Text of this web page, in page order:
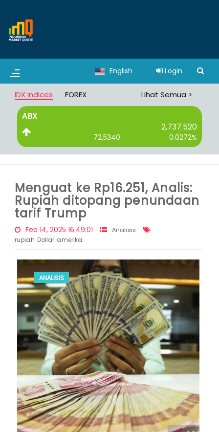
English Login
IDX Indices FOREX Lihat Semua >
ABX
2,737.520
72.5340 0.0272%
Menguat ke Rp16.251, Analis:
Rupiah ditopang penundaan
tarif Trump
Feb 14, 2025 16:49:01
Analisis
rupiah Dollar amerika
ANALISIS